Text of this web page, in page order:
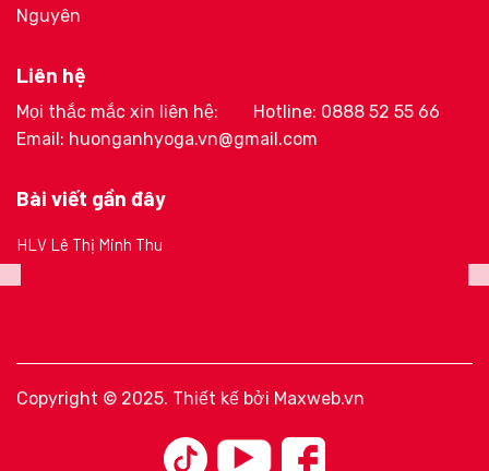
Nguyên
Liên hệ
Mọi thắc mắc xin liên hệ:
Hotline: 0888 52 55 66
Email: huonganhyoga.vn@gmail.com
Bài viết gần đây
HLV Lê Thị Minh Thu
Copyright © 2025. Thiết kế bởi Maxweb.vn